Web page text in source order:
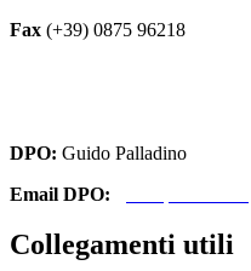
Fax (+39) 0875 96218
DPO: Guido Palladino
Email DPO:
Collegamenti utili